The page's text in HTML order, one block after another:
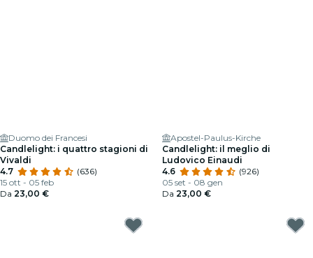
Duomo dei Francesi
Candlelight: i quattro stagioni di
Vivaldi
4.7
(636)
15 ott - 05 feb
Da 23,00 €
Apostel-Paulus-Kirche
Candlelight: il meglio di
Ludovico Einaudi
4.6
(926)
05 set - 08 gen
Da 23,00 €